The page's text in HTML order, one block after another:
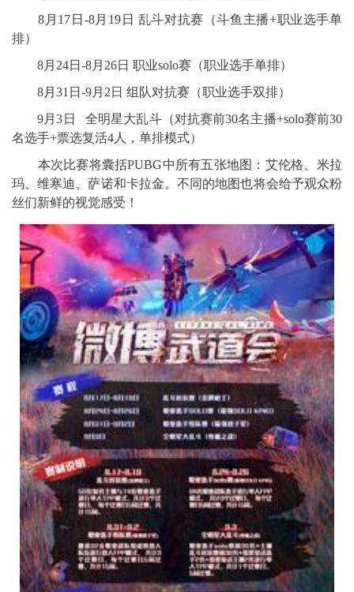
8月17日-8月19日 乱斗对抗赛（斗鱼主播+职业选手单
排）
8月24日-8月26日 职业solo赛（职业选手单排）
8月31日-9月2日 组队对抗赛（职业选手双排）
9月3日 全明星大乱斗（对抗赛前30名主播+solo赛前30
名选手+票选复活4人，单排模式）
本次比赛将囊括PUBG中所有五张地图：艾伦格、米拉
玛、维寒迪、萨诺和卡拉金。不同的地图也将会给予观众粉
丝们新鲜的视觉感受！